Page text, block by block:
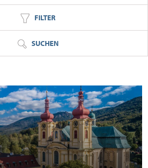
FILTER
SUCHEN